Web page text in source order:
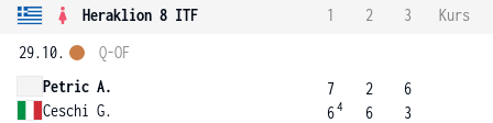
Heraklion 8 ITF 1 2 3
Kurs
29.10.
Petric A.
Ceschi G.
Q-OF
7
64
2
6
6
3